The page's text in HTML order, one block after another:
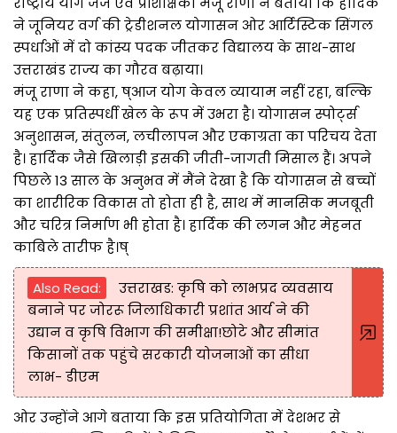
ने जूनियर वर्ग की ट्रेडीशनल योगासन ओर आर्टिस्टिक सिंगल
स्पर्धाओं में दो कांस्य पदक जीतकर विद्यालय के साथ-साथ
उत्तराखंड राज्य का गौरव बढ़ाया।
मंजू राणा ने कहा, ष्आज योग केवल व्यायाम नहीं रहा, बल्कि
यह एक प्रतिस्पर्धी खेल के रूप में उभरा है। योगासन स्पोर्ट्स
अनुशासन, संतुलन, लचीलापन और एकाग्रता का परिचय देता
है। हार्दिक जैसे खिलाड़ी इसकी जीती-जागती मिसाल हैं। अपने
पिछले 13 साल के अनुभव में मैंने देखा है कि योगासन से बच्चों
का शारीरिक विकास तो होता ही है, साथ में मानसिक मजबूती
और चरित्र निर्माण भी होता है। हार्दिक की लगन और मेहनत
काबिले तारीफ है।ष्
Also Read:
उत्तराखड: कृषि को लाभप्रद व्यवसाय
बनाने पर जोररू जिलाधिकारी प्रशांत आर्य ने की
उद्यान व कृषि विभाग की समीक्षा!छोटे और सीमांत
किसानों तक पहुंचे सरकारी योजनाओं का सीधा
लाभ- डीएम
ओर उन्होंने आगे बताया कि इस प्रतियोगिता में देशभर से